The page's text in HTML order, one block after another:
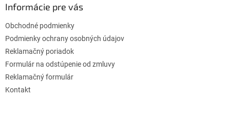
Informácie pre vás
Obchodné podmienky
Podmienky ochrany osobných údajov
Reklamačný poriadok
Formulár na odstúpenie od zmluvy
Reklamačný formulár
Kontakt